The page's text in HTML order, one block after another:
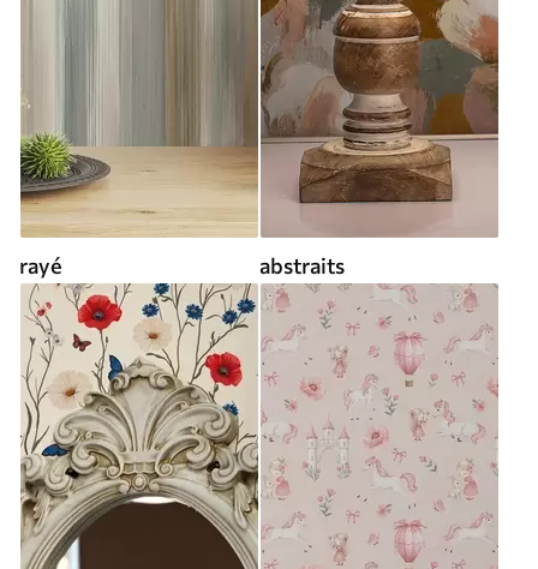
rayé abstraits